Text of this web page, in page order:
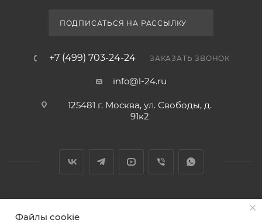
ПОДПИСАТЬСЯ НА РАССЫЛКУ
+7 (499) 703-24-24 ЗАКАЗАТЬ ЗВОНОК
info@l-24.ru
125481 г. Москва, ул. Свободы, д.
91к2
Файлы cookie